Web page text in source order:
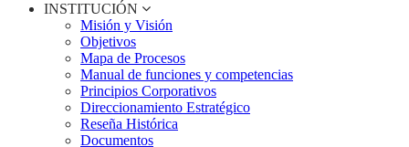
INSTITUCIÓN
Misión y Visión
Objetivos
Mapa de Procesos
Manual de funciones y competencias
Principios Corporativos
Direccionamiento Estratégico
Reseña Histórica
Documentos